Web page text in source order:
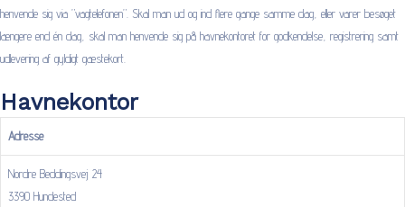
henvende sig via ”vagtelefonen”. Skal man ud og ind flere gange samme dag, eller varer besøget
længere end én dag, skal man henvende sig på havnekontoret for godkendelse, registrering samt
udlevering af gyldigt gæstekort.
Havnekontor
Adresse
Nordre Beddingsvej 24
3390 Hundested